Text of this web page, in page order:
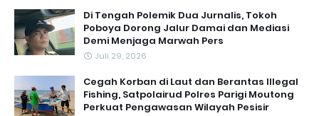
Di Tengah Polemik Dua Jurnalis, Tokoh
Poboya Dorong Jalur Damai dan Mediasi
Demi Menjaga Marwah Pers
Juli 29, 2026
Cegah Korban di Laut dan Berantas Illegal
Fishing, Satpolairud Polres Parigi Moutong
Perkuat Pengawasan Wilayah Pesisir